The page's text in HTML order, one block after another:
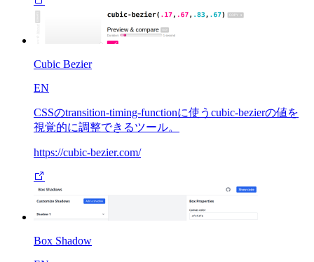
Cubic Bezier
EN
CSSのtransition-timing-functionに使うcubic-bezierの値を
視覚的に調整できるツール。
https://cubic-bezier.com/
Box Shadow